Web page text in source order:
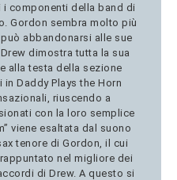
componenti della band di
Gordon sembra molto più
abbandonarsi alle sue
dimostra tutta la sua
alla testa della sezione
Daddy Plays the Horn
riuscendo a
con la loro semplice
viene esaltata dal suono
tenore di Gordon, il cui
nel migliore dei
di Drew. A questo si